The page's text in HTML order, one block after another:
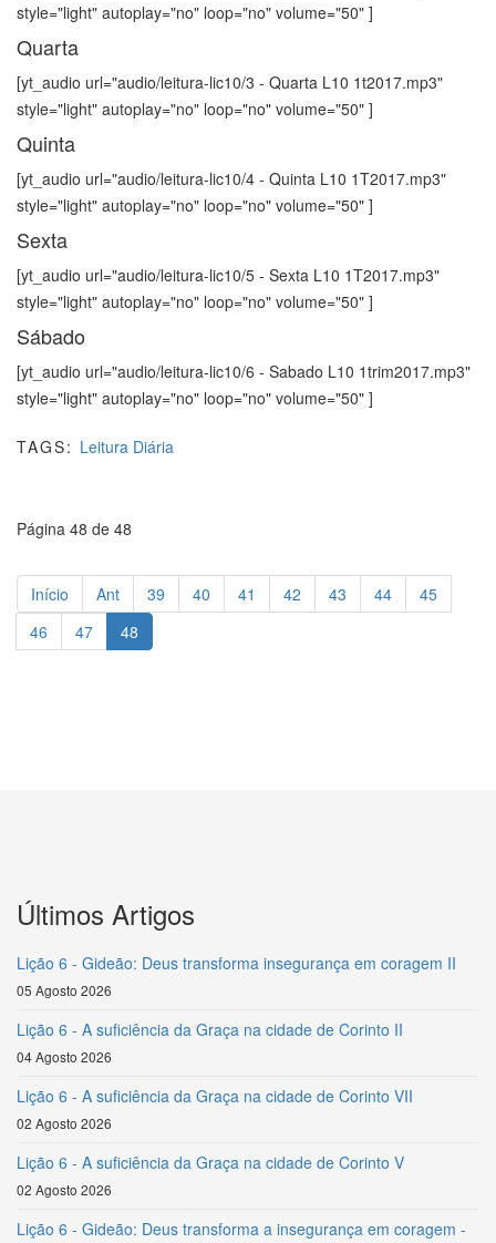
style="light" autoplay="no" loop="no" volume="50" ]
Quarta
[yt_audio url="audio/leitura-lic10/3 - Quarta L10 1t2017.mp3"
style="light" autoplay="no" loop="no" volume="50" ]
Quinta
[yt_audio url="audio/leitura-lic10/4 - Quinta L10 1T2017.mp3"
style="light" autoplay="no" loop="no" volume="50" ]
Sexta
[yt_audio url="audio/leitura-lic10/5 - Sexta L10 1T2017.mp3"
style="light" autoplay="no" loop="no" volume="50" ]
Sábado
[yt_audio url="audio/leitura-lic10/6 - Sabado L10 1trim2017.mp3"
style="light" autoplay="no" loop="no" volume="50" ]
TAGS: Leitura Diária
Página 48 de 48
Início Ant 39 40 41 42 43 44
45
46
47 48
Últimos Artigos
Lição 6 - Gideão: Deus transforma insegurança em coragem II
05 Agosto 2026
Lição 6 - A suficiência da Graça na cidade de Corinto II
04 Agosto 2026
Lição 6 - A suficiência da Graça na cidade de Corinto VII
02 Agosto 2026
Lição 6 - A suficiência da Graça na cidade de Corinto V
02 Agosto 2026
Lição 6 - Gideão: Deus transforma a insegurança em coragem -